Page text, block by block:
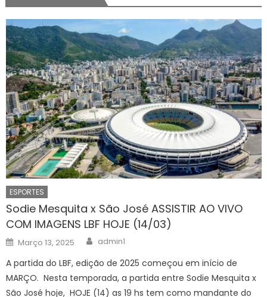
ESPORTES
Sodie Mesquita x São José ASSISTIR AO VIVO
COM IMAGENS LBF HOJE (14/03)
Posted
on
Março 13, 2025 Author
admin1
A partida do LBF, edição de 2025 começou em início de
MARÇO. Nesta temporada, a partida entre Sodie Mesquita x
São José hoje, HOJE (14) as 19 hs tem como mandante do